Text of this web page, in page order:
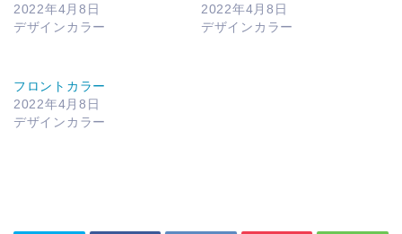
2022年4月8日
デザインカラー
2022年4月8日
デザインカラー
フロントカラー
2022年4月8日
デザインカラー
オリジナルパーマ